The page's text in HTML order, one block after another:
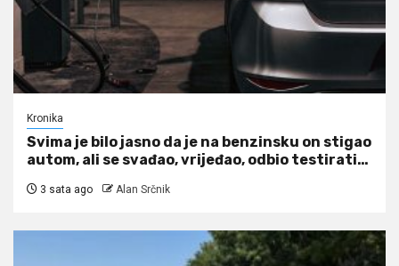
Kronika
Svima je bilo jasno da je na benzinsku on stigao
autom, ali se svađao, vrijeđao, odbio testirati…
3 sata ago Alan Srčnik